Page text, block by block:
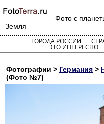
Фото с
Земля
ГОРОДА РОССИИ
ЭТО ИНТЕРЕСНО
Фотографии > Германия >
(Фото №7)